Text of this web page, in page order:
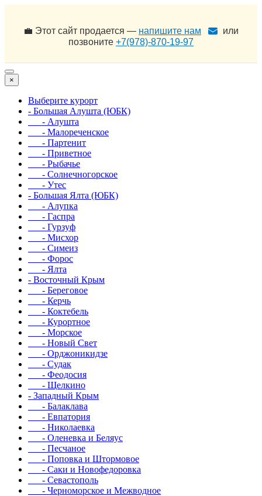
💼 Этот сайт продается — напишите нам
или
позвоните +7(978)-870-19-97
×
Выберите курорт
- Большая Алушта (ЮБК)
- Алушта
- Малореченское
- Партенит
- Приветное
- Рыбачье
- Солнечногорское
- Утес
- Большая Ялта (ЮБК)
- Алупка
- Гаспра
- Гурзуф
- Мисхор
- Симеиз
- Форос
- Ялта
- Восточный Крым
- Береговое
- Керчь
- Коктебель
- Курортное
- Морское
- Новый Свет
- Орджоникидзе
- Судак
- Феодосия
- Щелкино
- Западный Крым
- Балаклава
- Евпатория
- Николаевка
- Оленевка и Беляус
- Песчаное
- Поповка и Штормовое
- Саки и Новофедоровка
- Севастополь
- Черноморское и Межводное